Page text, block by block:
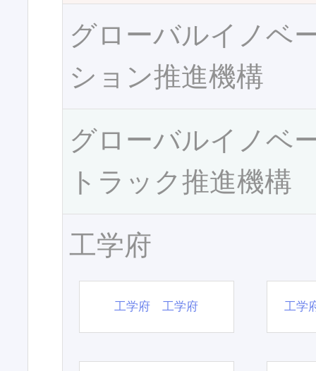
グローバルイノベ
ション推進機構
グローバルイノベ
トラック推進機構
工学府
工学府 工学府 工学